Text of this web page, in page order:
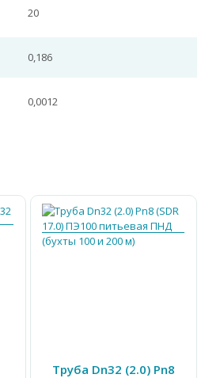
20
0,186
0,0012
Труба Dn32 (2.0) Pn8